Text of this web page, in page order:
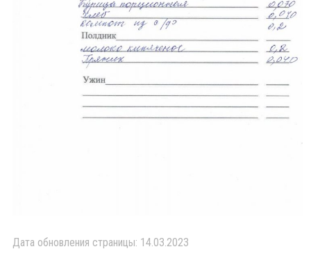
Дата обновления страницы: 14.03.2023